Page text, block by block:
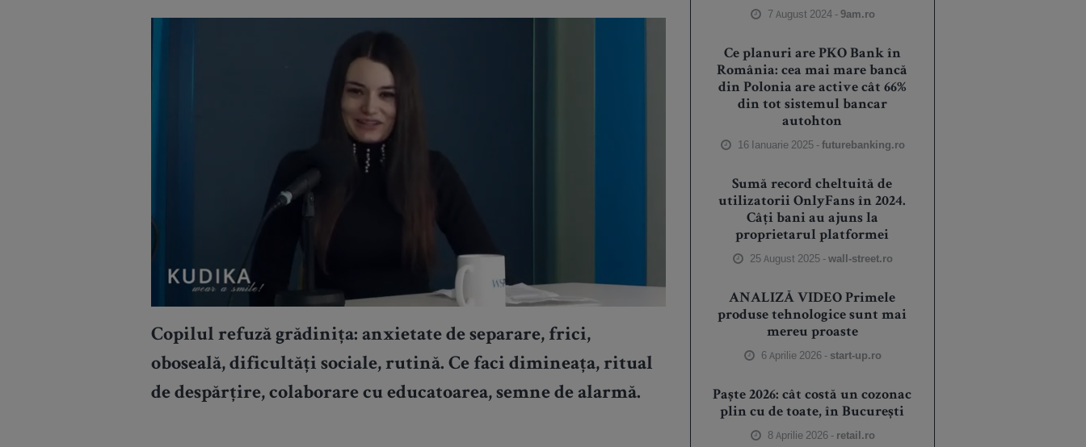
Copilul refuză grădinița: anxietate de separare, frici,
oboseală, dificultăți sociale, rutină. Ce faci dimineața, ritual
de despărțire, colaborare cu educatoarea, semne de alarmă.
7 August 2024 -9am.ro
Ce planuri are PKO Bank în
România: cea mai mare bancă
din Polonia are active cât 66%
din tot sistemul bancar
autohton
16 Ianuarie 2025 -futurebanking.ro
Sumă record cheltuită de
utilizatorii OnlyFans în 2024.
Câți bani au ajuns la
proprietarul platformei
25 August 2025 -wall-street.ro
ANALIZĂ VIDEO Primele
produse tehnologice sunt mai
mereu proaste
6 Aprilie 2026 - start-up.ro
Paște 2026: cât costă un cozonac
plin cu de toate, în București
8 Aprilie 2026 - retail.ro